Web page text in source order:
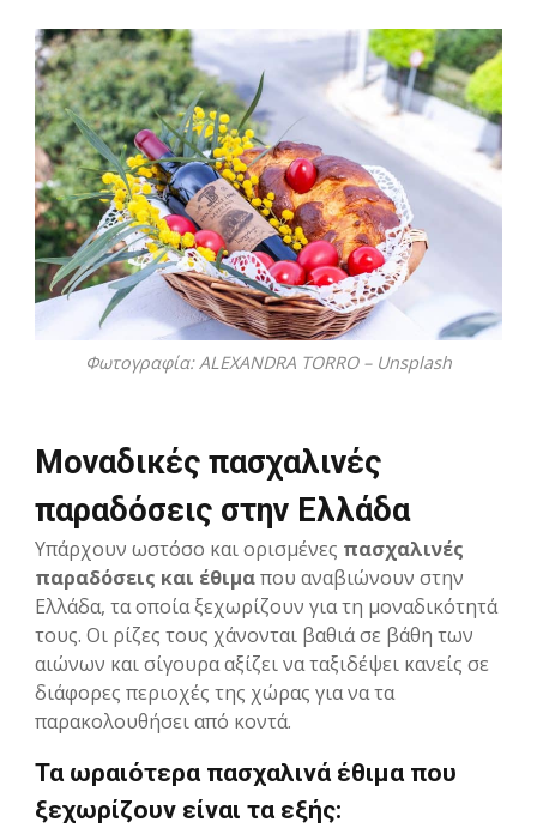
Φωτογραφία: ALEXANDRA TORRO – Unsplash
Μοναδικές πασχαλινές
παραδόσεις στην Ελλάδα
Υπάρχουν ωστόσο και ορισμένες πασχαλινές
παραδόσεις και έθιμαπου αναβιώνουν στην
Ελλάδα, τα οποία ξεχωρίζουν για τη μοναδικότητά
τους. Οι ρίζες τους χάνονται βαθιά σε βάθη των
αιώνων και σίγουρα αξίζει να ταξιδέψει κανείς σε
διάφορες περιοχές της χώρας για να τα
παρακολουθήσει από κοντά.
Τα ωραιότερα πασχαλινά έθιμα που
ξεχωρίζουν είναι τα εξής: